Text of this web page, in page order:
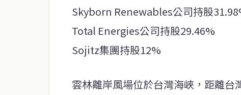
Skyborn Renewables公司持股
Total Energies公司持股29.46%
Sojitz集團持股12%
雲林離岸風場位於台灣海峽，距離台